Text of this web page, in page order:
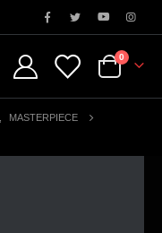
0
MASTERPIECE